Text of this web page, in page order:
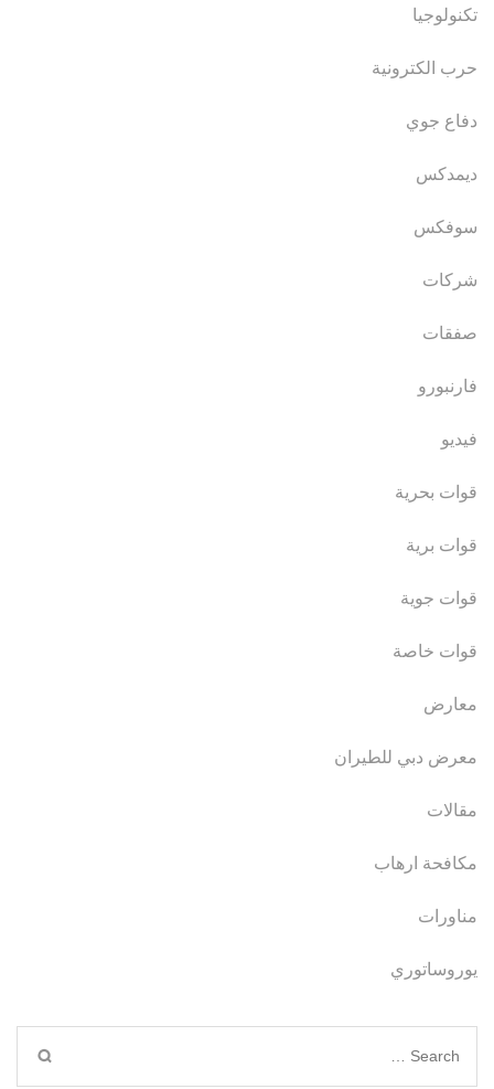
تكنولوجيا
حرب الكترونية
دفاع جوي
ديمدكس
سوفكس
شركات
صفقات
فارنبورو
فيديو
قوات بحرية
قوات برية
قوات جوية
قوات خاصة
معارض
معرض دبي للطيران
مقالات
مكافحة ارهاب
مناورات
يوروساتوري
Search
for: